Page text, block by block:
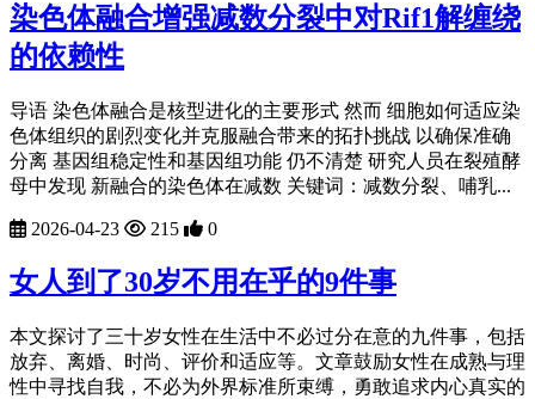
染色体融合增强减数分裂中对Rif1解缠绕
的依赖性
导语 染色体融合是核型进化的主要形式 然而 细胞如何适应染
色体组织的剧烈变化并克服融合带来的拓扑挑战 以确保准确
分离 基因组稳定性和基因组功能 仍不清楚 研究人员在裂殖酵
母中发现 新融合的染色体在减数 关键词：减数分裂、哺乳...
2026-04-23 215 0
女人到了30岁不用在乎的9件事
本文探讨了三十岁女性在生活中不必过分在意的九件事，包括
放弃、离婚、时尚、评价和适应等。文章鼓励女性在成熟与理
性中寻找自我，不必为外界标准所束缚，勇敢追求内心真实的